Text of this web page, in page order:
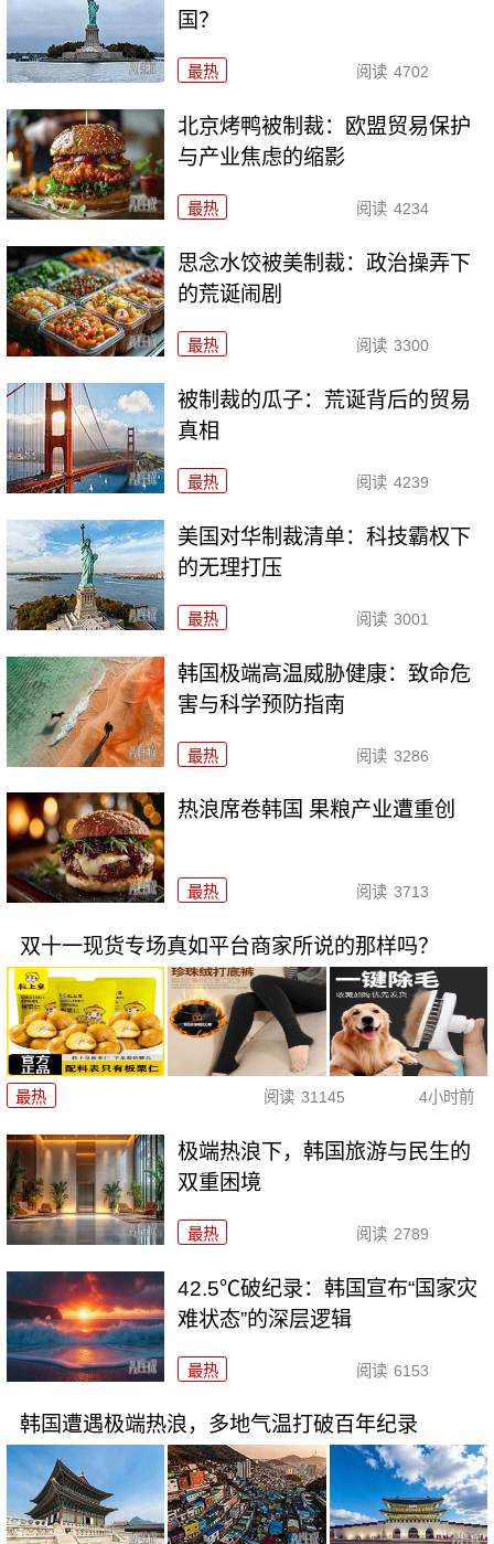
国？
最热 阅读 4702
北京烤鸭被制裁：欧盟贸易保护
与产业焦虑的缩影
最热 阅读 4234
思念水饺被美制裁：政治操弄下
的荒诞闹剧
最热 阅读 3300
被制裁的瓜子：荒诞背后的贸易
真相
最热 阅读 4239
美国对华制裁清单：科技霸权下
的无理打压
最热 阅读 3001
韩国极端高温威胁健康：致命危
害与科学预防指南
最热 阅读 3286
热浪席卷韩国 果粮产业遭重创
最热 阅读 3713
双十一现货专场真如平台商家所说的那样吗？
最热 阅读 31145 4小时前
极端热浪下，韩国旅游与民生的
双重困境
最热 阅读 2789
42.5℃破纪录：韩国宣布“国家灾
难状态”的深层逻辑
最热 阅读 6153
韩国遭遇极端热浪，多地气温打破百年纪录